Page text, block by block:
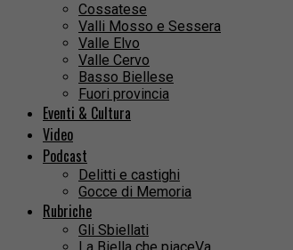
Cossatese
Valli Mosso e Sessera
Valle Elvo
Valle Cervo
Basso Biellese
Fuori provincia
Eventi & Cultura
Video
Podcast
Delitti e castighi
Gocce di Memoria
Rubriche
Gli Sbiellati